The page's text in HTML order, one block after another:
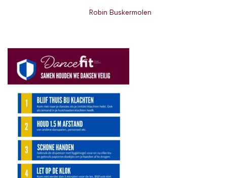
Robin Buskermolen